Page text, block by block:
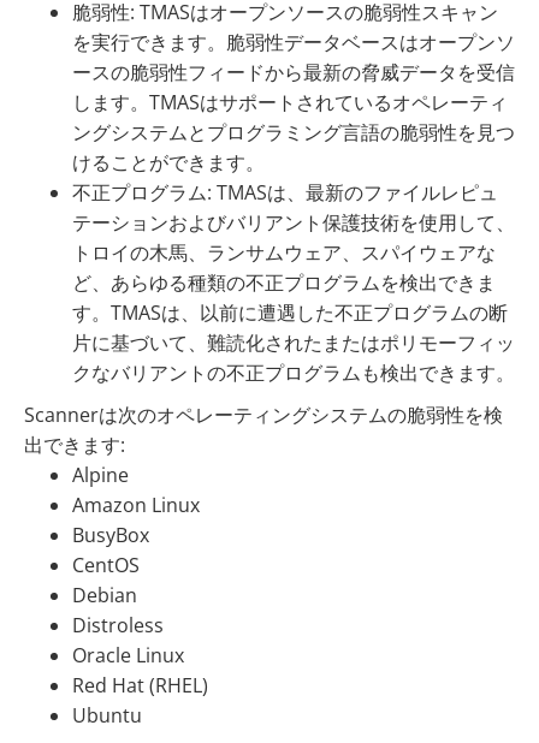
脆弱性: TMASはオープンソースの脆弱性スキャン
を実行できます。脆弱性データベースはオープンソ
ースの脆弱性フィードから最新の脅威データを受信
します。TMASはサポートされているオペレーティ
ングシステムとプログラミング言語の脆弱性を見つ
けることができます。
不正プログラム: TMASは、最新のファイルレピュ
テーションおよびバリアント保護技術を使用して、
トロイの木馬、ランサムウェア、スパイウェアな
ど、あらゆる種類の不正プログラムを検出できま
す。TMASは、以前に遭遇した不正プログラムの断
片に基づいて、難読化されたまたはポリモーフィッ
クなバリアントの不正プログラムも検出できます。
Scannerは次のオペレーティングシステムの脆弱性を検
出できます:
Alpine
Amazon Linux
BusyBox
CentOS
Debian
Distroless
Oracle Linux
Red Hat (RHEL)
Ubuntu